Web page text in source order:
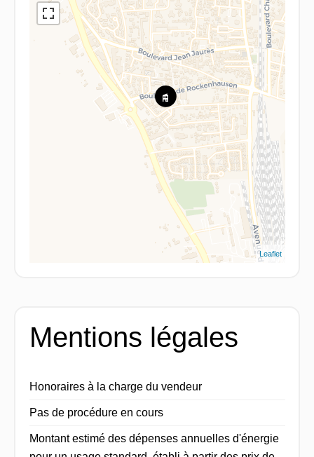
Leaflet
Mentions légales
Honoraires à la charge du vendeur
Pas de procédure en cours
Montant estimé des dépenses annuelles d'énergie